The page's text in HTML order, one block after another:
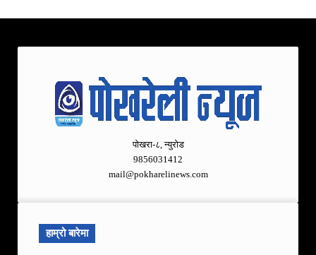
पोखरा-८, न्युरोड
9856031412
mail@pokharelinews.com
हाम्रो बारेमा